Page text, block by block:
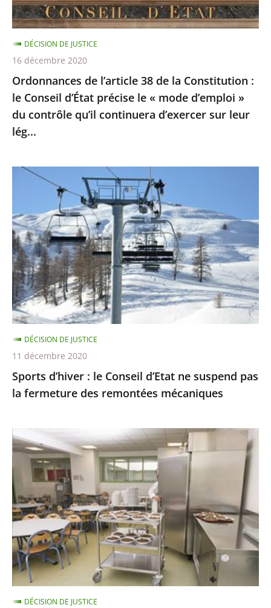
le
Conseil
d’État
précise
le
«
mode
d’emploi
du
contrôle
continuera
d’exercer
sur
leur
lég...
Ordonnances de l’article 38 de la Constitution :
le Conseil d’État précise le « mode d’emploi »
du contrôle qu’il continuera d’exercer sur leur
lég...
DÉCISION DE JUSTICE
16 décembre 2020
Sports
le
Conseil
d’Etat
ne
suspend
pas
la
fermeture
des
remontées
mécaniques
Sports d’hiver : le Conseil d’Etat ne suspend pas
la fermeture des remontées mécaniques
DÉCISION DE JUSTICE
11 décembre 2020
Les
menus
de
substitution
dans
les
cantines
scolaires,
qui
ne
DÉCISION DE JUSTICE